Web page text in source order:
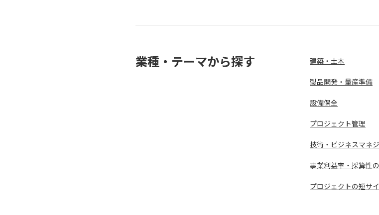
業種・テーマから探す 建築・土木
製品開発・量産準備
設備保全
プロジェクト管理
技術・ビジネスマネ
事業利益率・採算性
プロジェクトの短サ